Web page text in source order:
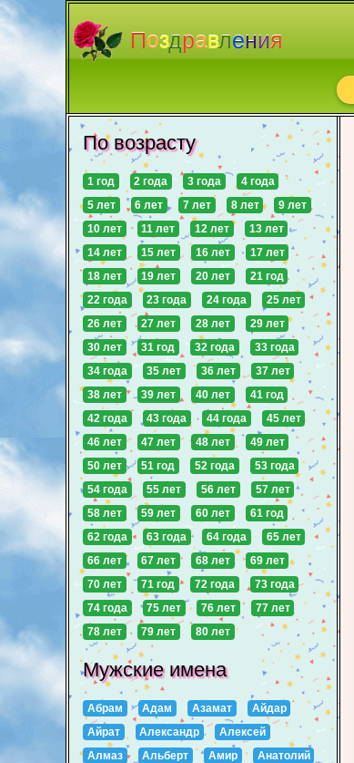
Поздравления
По возрасту
1 год 2 года 3 года
4 года
5 лет
6 лет 7 лет 8 лет
9 лет
10 лет
11 лет 12 лет
13 лет
14 лет
15 лет 16 лет
17 лет
18 лет
19 лет 20 лет
21 год
22 года
23 года 24 года
25 лет
26 лет
27 лет 28 лет
29 лет
30 лет
31 год 32 года
33 года
34 года
35 лет 36 лет
37 лет
38 лет
39 лет 40 лет
41 год
42 года
43 года 44 года
45 лет
46 лет
47 лет 48 лет
49 лет
50 лет
51 год 52 года
53 года
54 года
55 лет 56 лет
57 лет
58 лет
59 лет 60 лет
61 год
62 года
63 года 64 года
65 лет
66 лет
67 лет 68 лет
69 лет
70 лет
71 год 72 года
73 года
74 года
75 лет 76 лет
77 лет
78 лет
79 лет 80 лет
Мужские имена
Абрам Адам Азамат
Айдар
Айрат
Александр
Алексей
Алмаз
Альберт Амир
Анатолий